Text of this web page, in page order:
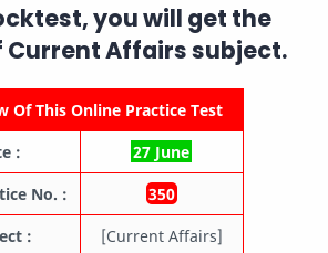
you will get the
Current Affairssubject.
Of This Online Practice Test
:
27 June
No. :
350
:
[Current Affairs]